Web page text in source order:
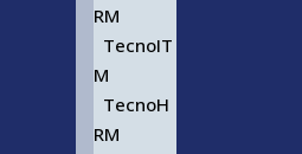
RM
TecnoIT
M
TecnoH
RM